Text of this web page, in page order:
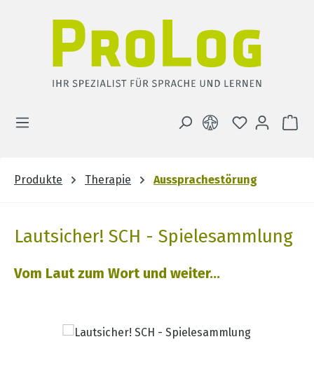
DU HAST 0
Produkte Therapie Aussprachestörung
Lautsicher! SCH - Spielesammlung
Vom Laut zum Wort und weiter...
Bildergalerie überspringen